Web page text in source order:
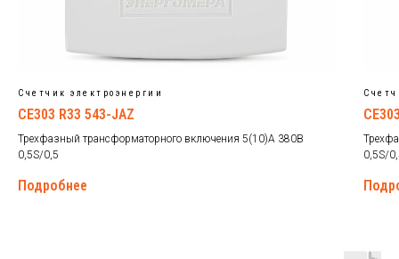
Счетчик электроэнергии
CE303 R33 543-JAZ
Трехфазный трансформаторного включения 5(10)А 380В
0,5S/0,5
Подробнее
0,5S/